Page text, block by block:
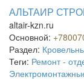
АЛЬТАИР
altair-kzn.ru
Основной:
Раздел:
Теги: Ремонт -